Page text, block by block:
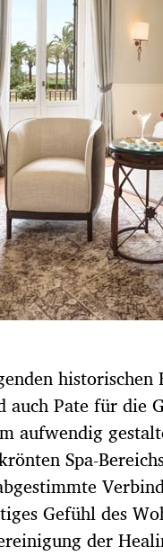
auch Pate für die
aufwendig
Spa-
Gefühl des
der